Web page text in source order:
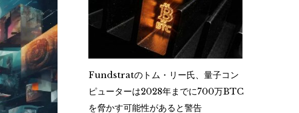
Fundstratのトム・リー氏、量子コン
ピューターは2028年までに700万BTC
を脅かす可能性があると警告